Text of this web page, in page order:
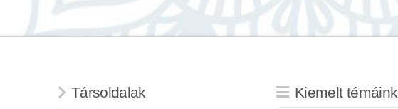
Társoldalak Kiemelt témáink